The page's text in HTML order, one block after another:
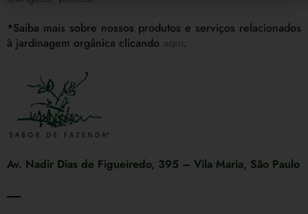
*Saiba mais sobre nossos produtos e serviços relacionados
à jardinagem orgânica clicando aqui.
Av. Nadir Dias de Figueiredo, 395 – Vila Maria, São Paulo